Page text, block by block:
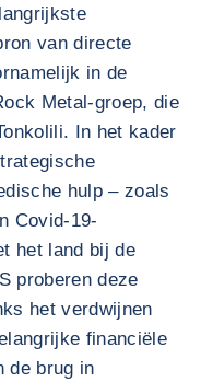
van directe
in de
Metal-groep, die
In het kader
hulp – zoals
Covid-19-
het land bij de
proberen deze
het verdwijnen
financiële
de brug in